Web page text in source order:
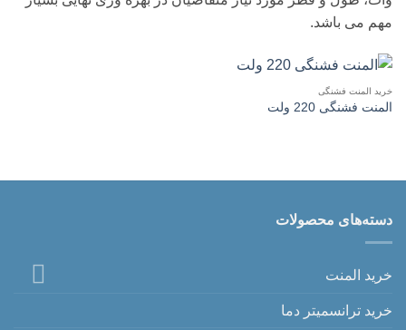
مهم می باشد.
خرید المنت فشنگی
المنت فشنگی 220 ولت
دسته‌های محصولات
خرید المنت
خرید ترانسمیتر دما